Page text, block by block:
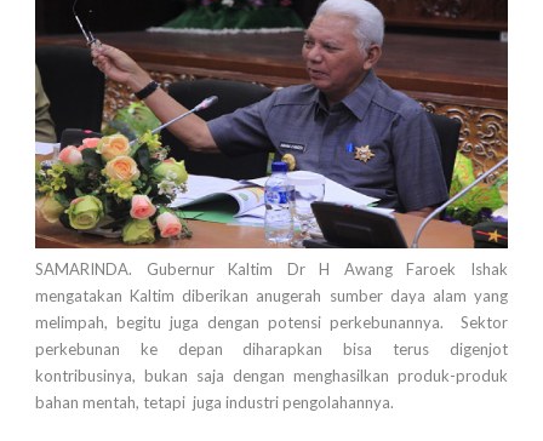
SAMARINDA. Gubernur Kaltim Dr H Awang Faroek Ishak
mengatakan Kaltim diberikan anugerah sumber daya alam yang
melimpah, begitu juga dengan potensi perkebunannya. Sektor
perkebunan ke depan diharapkan bisa terus digenjot
kontribusinya, bukan saja dengan menghasilkan produk-produk
bahan mentah, tetapi juga industri pengolahannya.